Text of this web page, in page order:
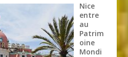
Nice
entre
au
Patrim
oine
Mondi